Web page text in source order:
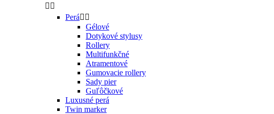
 
Perá 
Gélové
Dotykové stylusy
Rollery
Multifunkčné
Atramentové
Gumovacie rollery
Sady pier
Guľôčkové
Luxusné perá
Twin marker